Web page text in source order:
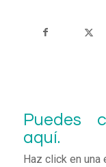
Puedes
aquí.
Haz click en